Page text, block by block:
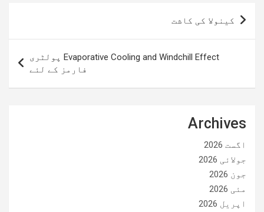
پوسٹوں
نیویگیشن
کینولا کی کاشت
Evaporative Cooling and Windchill Effect پولٹری
فارمز کے لئے
Archives
اگست 2026
جولائی 2026
جون 2026
مئی 2026
اپریل 2026